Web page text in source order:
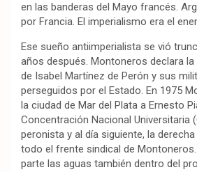
en las banderas del Mayo francés.
por Francia. El imperialismo era el
Ese sueño antiimperialista se vió
años después. Montoneros declara la
de Isabel Martínez de Perón y sus
perseguidos por el Estado. En 1975
la ciudad de Mar del Plata a Ernesto
Concentración Nacional Universitaria
peronista y al día siguiente, la
todo el frente sindical de
parte las aguas también dentro del